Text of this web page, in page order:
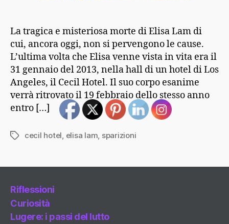
La tragica e misteriosa morte di Elisa Lam di
cui, ancora oggi, non si pervengono le cause.
L’ultima volta che Elisa venne vista in vita era il
31 gennaio del 2013, nella hall di un hotel di Los
Angeles, il Cecil Hotel. Il suo corpo esanime
verrà ritrovato il 19 febbraio dello stesso anno
entro […]
Tag cecil hotel elisa lam sparizioni
Riflessioni
Curiosità
Lugere: i passi del lutto